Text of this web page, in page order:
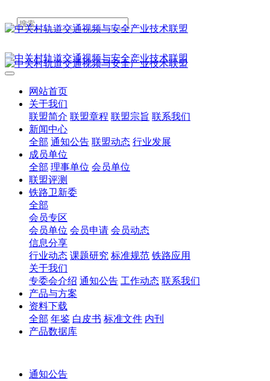
网站首页
关于我们
联盟简介 联盟章程 联盟宗旨 联系我们
新闻中心
全部 通知公告 联盟动态 行业发展
成员单位
全部 理事单位 会员单位
联盟评测
铁路卫新委
全部
会员专区
会员单位 会员申请 会员动态
信息分享
行业动态 课题研究 标准规范 铁路应用
关于我们
专委会介绍 通知公告 工作动态 联系我们
产品与方案
资料下载
全部 年鉴 白皮书 标准文件 内刊
产品数据库
通知公告